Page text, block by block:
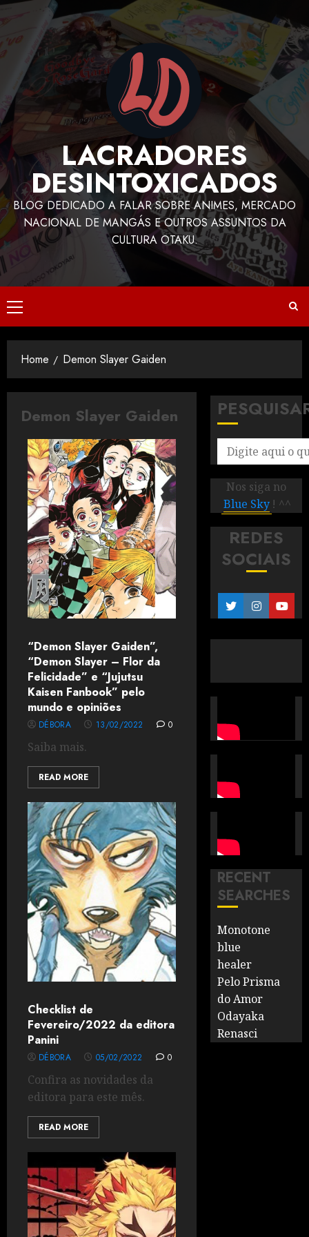
LACRADORES
DESINTOXICADOS
BLOG DEDICADO A FALAR SOBRE ANIMES, MERCADO
NACIONAL DE MANGÁS E OUTROS ASSUNTOS DA
CULTURA OTAKU.
Home Demon Slayer Gaiden
Demon Slayer Gaiden
“Demon Slayer Gaiden”,
“Demon Slayer – Flor da
Felicidade” e “Jujutsu
Kaisen Fanbook” pelo
mundo e opiniões
DÉBORA 13/02/2022 0
Saiba mais.
READ MORE
Checklist de
Fevereiro/2022 da editora
Panini
DÉBORA 05/02/2022 0
Confira as novidades da
editora para este mês.
READ MORE
Nos siga no
Blue Sky ! ^^
REDES
SOCIAIS
RECENT
SEARCHES
Monotone
blue
healer
Pelo Prisma
do Amor
Odayaka
Renasci